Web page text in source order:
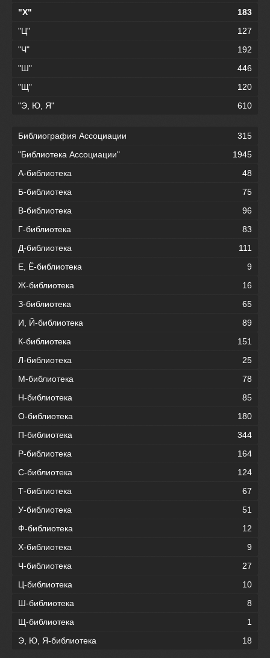
"Х"
183
"Ц"
127
"Ч"
192
"Ш"
446
"Щ"
120
"Э, Ю, Я"
610
Библиография Ассоциации
315
"Библиотека Ассоциации"
1945
А-библиотека
48
Б-библиотека
75
В-библиотека
96
Г-библиотека
83
Д-библиотека
111
Е, Ё-библиотека
9
Ж-библиотека
16
З-библиотека
65
И, Й-библиотека
89
К-библиотека
151
Л-библиотека
25
М-библиотека
78
Н-библиотека
85
О-библиотека
180
П-библиотека
344
Р-библиотека
164
С-библиотека
124
Т-библиотека
67
У-библиотека
51
Ф-библиотека
12
Х-библиотека
9
Ч-библиотека
27
Ц-библиотека
10
Ш-библиотека
8
Щ-библиотека
1
Э, Ю, Я-библиотека
18